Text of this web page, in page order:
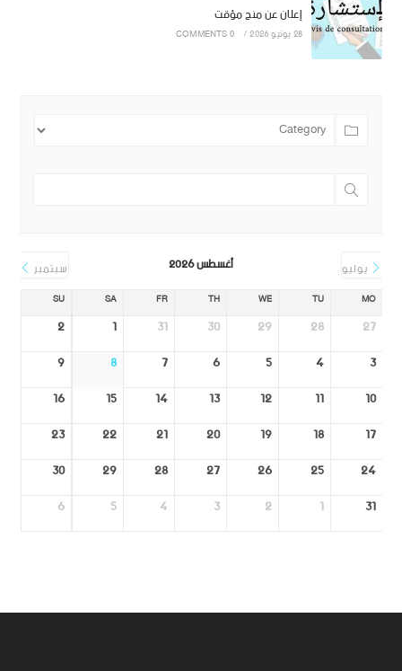
إعلان عن منح مؤقت
28 يونيو 2026 /
0 COMMENTS
يوليو أغسطس 2026 سبتمبر
MO
TU
WE
TH
FR
SA
SU
27
28
29
30
31
1
2
3
4
5
6
7
8
9
10
11
12
13
14
15
16
17
18
19
20
21
22
23
24
25
26
27
28
29
30
31
1
2
3
4
5
6